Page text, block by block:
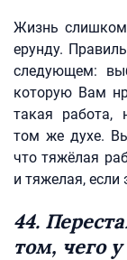
Жизнь слишком
ерунду.
следующем:
которую Вам
такая работа,
том же духе.
что тяжёлая
и тяжелая, если
44.
том, чего